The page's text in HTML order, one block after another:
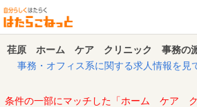
荏原 ホーム ケア クリニック 事務の派
事務・オフィス系に関する求人情報を見
条件の一部にマッチした「ホーム ケア